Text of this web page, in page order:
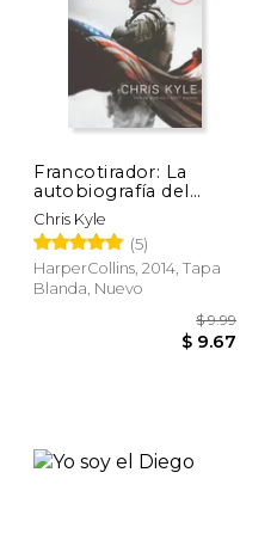
dcto.
Francotirador: La
autobiografía del
francotirador más
letal en la historia de
Estados Unidos de
America
Chris Kyle
(5)
HarperCollins, 2014, Tapa
Blanda, Nuevo